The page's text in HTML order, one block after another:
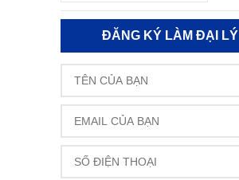
ĐĂNG KÝ LÀM ĐẠI LÝ